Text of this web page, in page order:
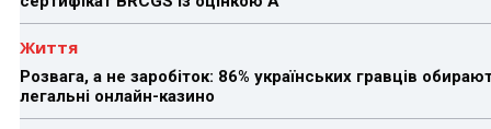
Життя
Розвага, а не заробіток: 86% українських гравців
легальні онлайн-казино